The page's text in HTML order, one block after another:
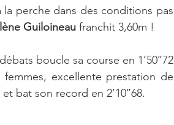
perche dans des conditions pas
Guiloineau franchit 3,60m !
boucle sa course en 1’50’’72
bat son record en 2’10’’68.